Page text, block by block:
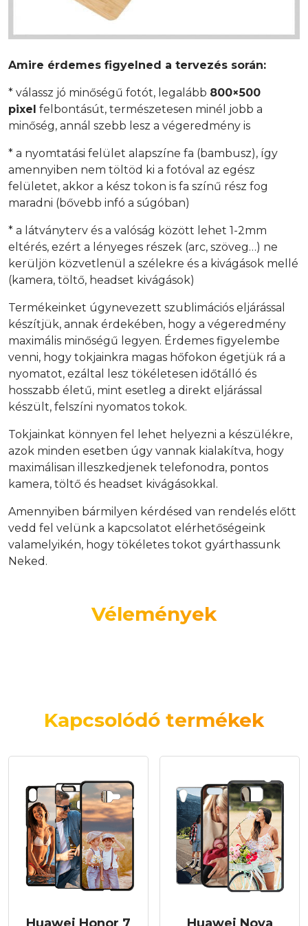
Amire érdemes figyelned a tervezés során:
* válassz jó minőségű fotót, legalább 800×500
pixel felbontásút, természetesen minél jobb a
minőség, annál szebb lesz a végeredmény is
* a nyomtatási felület alapszíne fa (bambusz), így
amennyiben nem töltöd ki a fotóval az egész
felületet, akkor a kész tokon is fa színű rész fog
maradni (bővebb infó a súgóban)
* a látványterv és a valóság között lehet 1-2mm
eltérés, ezért a lényeges részek (arc, szöveg…) ne
kerüljön közvetlenül a szélekre és a kivágások mellé
(kamera, töltő, headset kivágások)
Termékeinket úgynevezett szublimációs eljárással
készítjük, annak érdekében, hogy a végeredmény
maximális minőségű legyen. Érdemes figyelembe
venni, hogy tokjainkra magas hőfokon égetjük rá a
nyomatot, ezáltal lesz tökéletesen időtálló és
hosszabb életű, mint esetleg a direkt eljárással
készült, felszíni nyomatos tokok.
Tokjainkat könnyen fel lehet helyezni a készülékre,
azok minden esetben úgy vannak kialakítva, hogy
maximálisan illeszkedjenek telefonodra, pontos
kamera, töltő és headset kivágásokkal.
Amennyiben bármilyen kérdésed van rendelés előtt
vedd fel velünk a kapcsolatot elérhetőségeink
valamelyikén, hogy tökéletes tokot gyárthassunk
Neked.
Vélemények
Kapcsolódó termékek